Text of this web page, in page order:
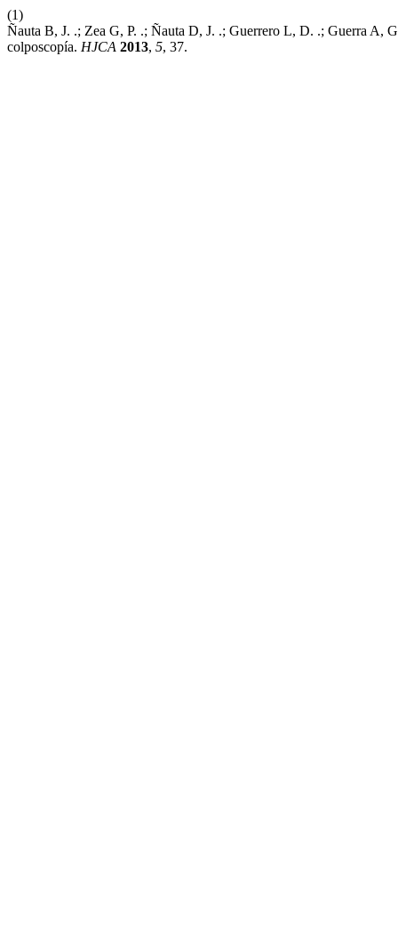
(1)
Ñauta B, J. .; Zea G, P. .; Ñauta D, J. .; Guerrero L, D. .; Guerra A,
colposcopía. HJCA 2013, 5, 37.